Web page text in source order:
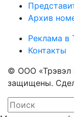
Архив
Реклама в
Контакты
© ООО «Трэвэл
защищены.